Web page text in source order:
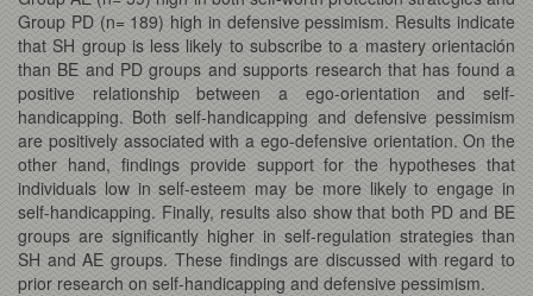
Group PD (n= 189) high in defensive pessimism. Results indicate
that SH group is less likely to subscribe to a mastery orientación
than BE and PD groups and supports research that has found a
positive relationship between a ego-orientation and self-
handicapping. Both self-handicapping and defensive pessimism
are positively associated with a ego-defensive orientation. On the
other hand, findings provide support for the hypotheses that
individuals low in self-esteem may be more likely to engage in
self-handicapping. Finally, results also show that both PD and BE
groups are significantly higher in self-regulation strategies than
SH and AE groups. These findings are discussed with regard to
prior research on self-handicapping and defensive pessimism.